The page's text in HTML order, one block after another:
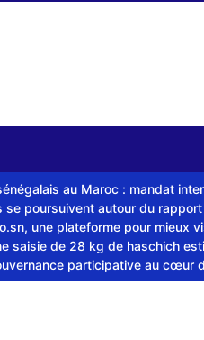
au Maroc : mandat
se poursuivent autour du rapport
une plateforme pour mieux
saisie de 28 kg de haschich
participative au cœur